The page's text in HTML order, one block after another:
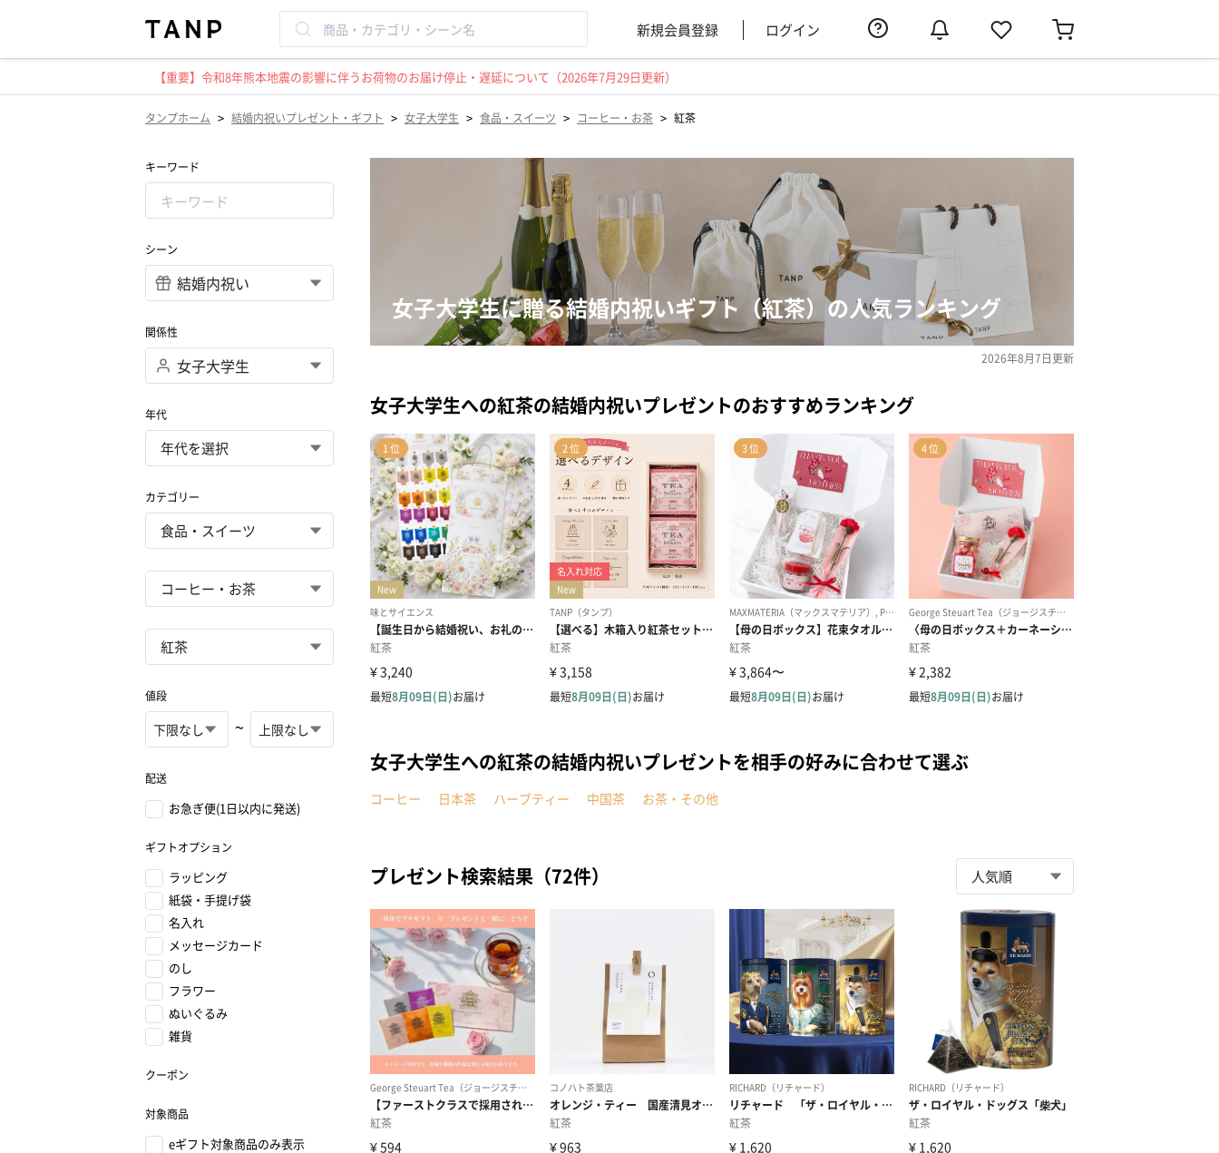
新規会員登録 ログイン
【重要】令和8年熊本地震の影響に伴うお荷物のお届け停止・遅延について（2026年7月29日更新）
タンプホーム > 結婚内祝いプレゼント・ギフト > 女子大学生 > 食品・スイーツ > コーヒー・お茶 > 紅茶
キーワード
シーン
関係性
年代
カテゴリー
値段
~
配送
お急ぎ便(1日以内に発送)
ギフトオプション
ラッピング
紙袋・手提げ袋
名入れ
メッセージカード
のし
フラワー
ぬいぐるみ
雑貨
クーポン
対象商品
eギフト対象商品のみ表示
女子大学生に贈る結婚内祝いギフト（紅茶）の人気ランキング
2026年8月7日更新
女子大学生への紅茶の結婚内祝いプレゼントのおすすめランキング
女子大学生への紅茶の結婚内祝いプレゼントを相手の好みに合わせて選ぶ
コーヒー 日本茶 ハーブティー 中国茶 お茶・その他
プレゼント検索結果（72件）